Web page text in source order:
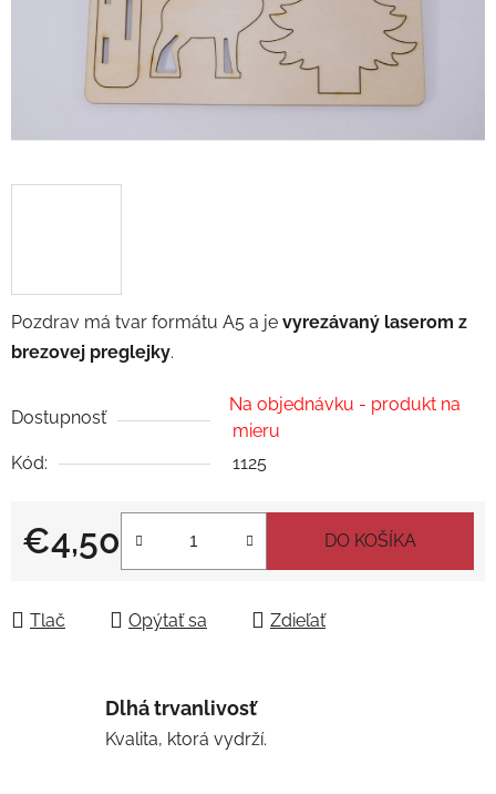
Pozdrav má tvar formátu A5 a je vyrezávaný laserom z
brezovej preglejky.
Dostupnosť
Na objednávku - produkt na
mieru
Kód:
1125
€4,50
Jednotková cena:
DO KOŠÍKA
Tlač Opýtať sa Zdieľať
Dlhá trvanlivosť
Kvalita, ktorá vydrží.